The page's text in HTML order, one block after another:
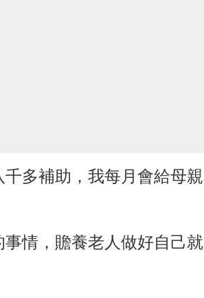
多補助，我每月會給母親
情，贍養老人做好自己就